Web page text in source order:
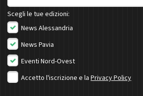
Scegli le tue edizioni:
News Alessandria
News Pavia
Eventi Nord-Ovest
Accetto l'iscrizione e la Privacy Policy